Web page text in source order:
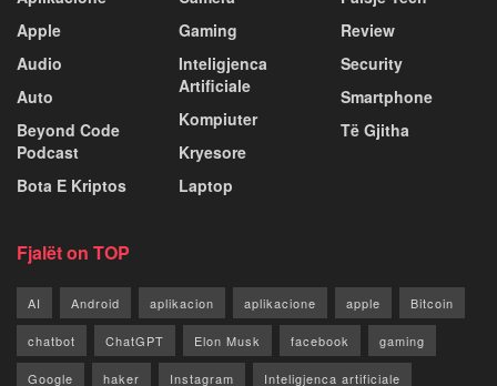
Apple
Audio
Auto
Beyond Code
Podcast
Bota E Kriptos
Gaming
Inteligjenca
Artificiale
Kompiuter
Kryesore
Laptop
Review
Security
Smartphone
Të Gjitha
Fjalët on TOP
AI Android aplikacion aplikacione apple Bitcoin
chatbot ChatGPT Elon Musk facebook gaming
Google haker Instagram Inteligjenca artificiale